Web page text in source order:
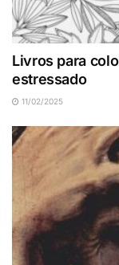
Livros para
estressado
11/02/2025